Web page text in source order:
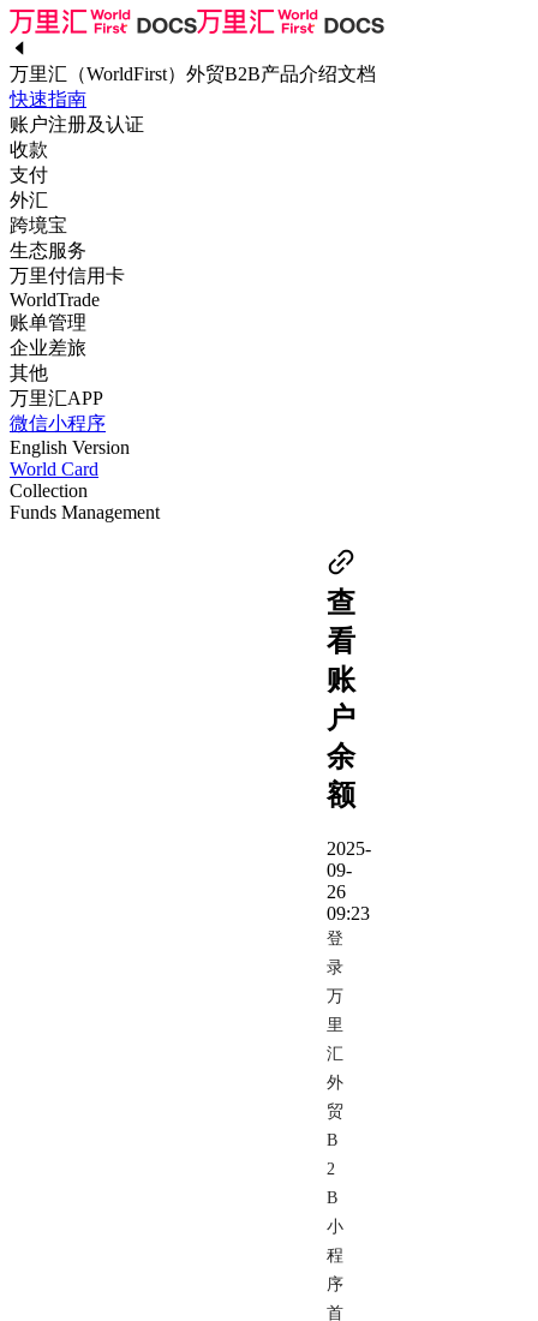
万里汇（WorldFirst）外贸B2B产品介绍文档
快速指南
账户注册及认证
收款
支付
外汇
跨境宝
生态服务
万里付信用卡
WorldTrade
账单管理
企业差旅
其他
万里汇APP
微信小程序
English Version
World Card
Collection
Funds Management
查
看
账
户
余
额
2025-
09-
26
09:23
登
录
万
里
汇
外
贸
B
2
B
小
程
序
首